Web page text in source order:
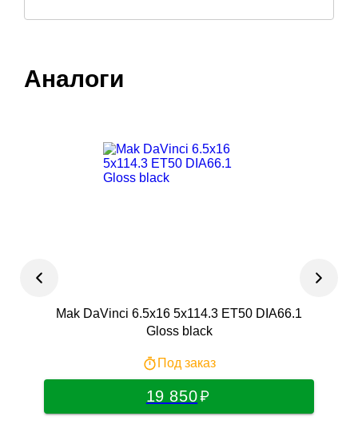
Аналоги
Mak DaVinci 6.5x16 5x114.3 ET50 DIA66.1
Gloss black
Под заказ
19 850